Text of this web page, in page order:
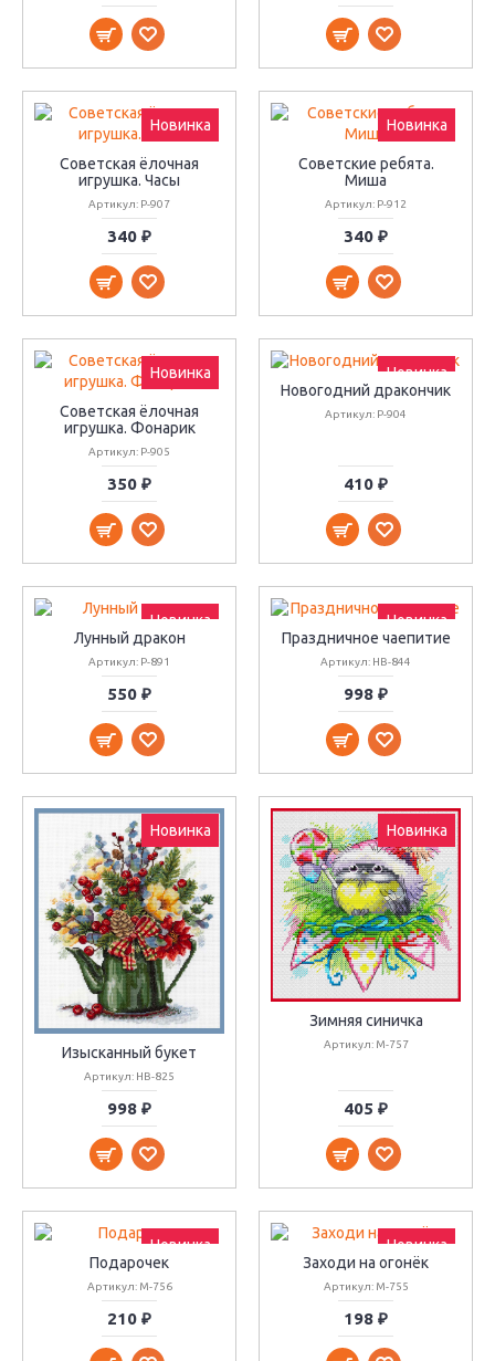
Новинка
Советская ёлочная
игрушка. Часы
Артикул: Р-907
340 ₽
Новинка
Советские ребята.
Миша
Артикул: Р-912
340 ₽
Новинка
Советская ёлочная
игрушка. Фонарик
Артикул: Р-905
350 ₽
Новинка
Новогодний дракончик
Артикул: Р-904
410 ₽
Новинка
Лунный дракон
Артикул: Р-891
550 ₽
Новинка
Праздничное чаепитие
Артикул: НВ-844
998 ₽
Новинка
Изысканный букет
Артикул: НВ-825
998 ₽
Новинка
Зимняя синичка
Артикул: М-757
405 ₽
Новинка
Подарочек
Артикул: М-756
210 ₽
Новинка
Заходи на огонёк
Артикул: М-755
198 ₽